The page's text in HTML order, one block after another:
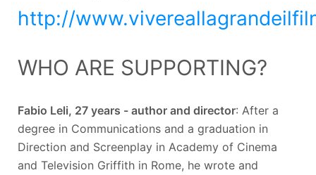
http://
WHO ARE SUPPORTING?
Fabio Leli, 27 years - author and director: After a
degree in Communications and a graduation in
Direction and Screenplay in Academy of Cinema
and Television Griffith in Rome, he wrote and